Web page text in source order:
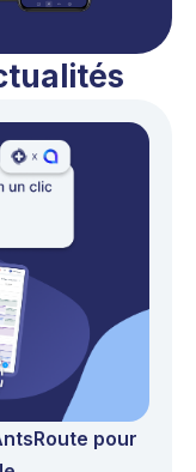
pour